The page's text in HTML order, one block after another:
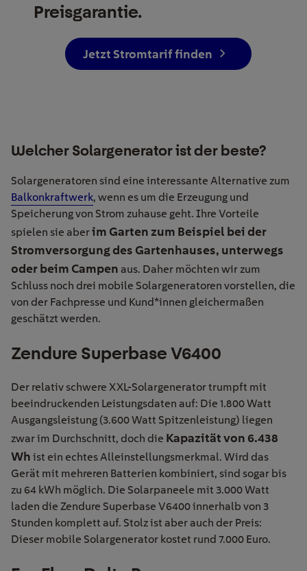
Preisgarantie.
Jetzt Stromtarif finden
Welcher Solargenerator ist der beste?
Solargeneratoren sind eine interessante Alternative zum
Balkonkraftwerk, wenn es um die Erzeugung und
Speicherung von Strom zuhause geht. Ihre Vorteile
spielen sie aberim Garten zum Beispiel bei der
Stromversorgung des Gartenhauses, unterwegs
oder beim Campen aus. Daher möchten wir zum
Schluss noch drei mobile Solargeneratoren vorstellen, die
von der Fachpresse und Kund*innen gleichermaßen
geschätzt werden.
Zendure Superbase V6400
Der relativ schwere XXL-Solargenerator trumpft mit
beeindruckenden Leistungsdaten auf: Die 1.800 Watt
Ausgangsleistung (3.600 Watt Spitzenleistung) liegen
zwar im Durchschnitt, doch die Kapazität von 6.438
Wh ist ein echtes Alleinstellungsmerkmal. Wird das
Gerät mit mehreren Batterien kombiniert, sind sogar bis
zu 64 kWh möglich. Die Solarpaneele mit 3.000 Watt
laden die Zendure Superbase V6400 innerhalb von 3
Stunden komplett auf. Stolz ist aber auch der Preis:
Dieser mobile Solargenerator kostet rund 7.000 Euro.